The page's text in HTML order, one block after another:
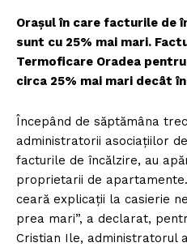
Orașul în care facturile de
sunt cu 25% mai mari.
Termoficare Oradea
circa 25% mai mari decât
Începând de săptămâna
administratorii asociaţiilor
facturile de încălzire, au
proprietarii de apartamente.
ceară explicaţii la casierie
prea mari”, a declarat,
Cristian Ile, administratorul